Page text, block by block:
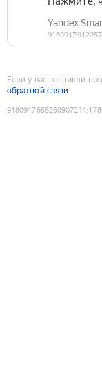
Если у вас возникли
обратной связи
9180917658250907244: